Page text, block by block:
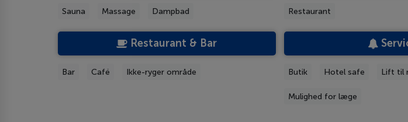
Sauna Massage Dampbad
Restaurant & Bar
Bar Café Ikke-ryger område
Restaurant
Butik Hotel safe Lift til
Mulighed for læge